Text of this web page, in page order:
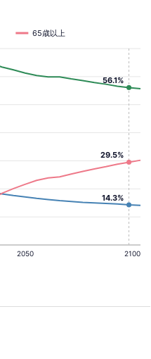
2050 2100
65歳以上
14.3%
29.5%
56.1%